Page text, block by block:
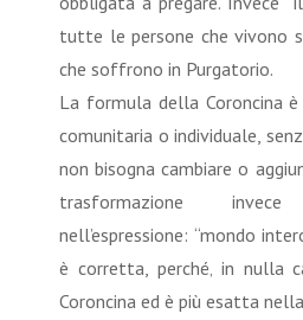
tutte le persone che vivono
che soffrono in Purgatorio.
La formula della Coroncina
comunitaria o individuale,
non bisogna cambiare o
trasformazione
nell’espressione: “mondo
è corretta, perché‚ in nulla
Coroncina ed è più esatta